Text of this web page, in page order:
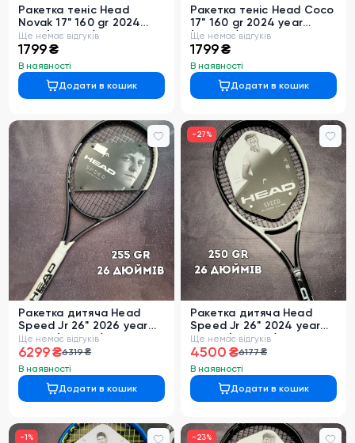
Ракетка теніс Head
Novak 17" 160 gr 2024
year (235044)
Ще немає відгуків
1799 ₴
В наявності
Додати в кошик
Ракетка теніс Head Coco
17" 160 gr 2024 year
(235844)
Ще немає відгуків
1799 ₴
В наявності
Додати в кошик
0
Ракетка дитяча Head
Speed Jr 26" 2026 year
255 gr (232086)
Ще немає відгуків
6299 ₴6319 ₴
В наявності
Додати в кошик
-27%
Ракетка дитяча Head
Speed Jr 26" 2024 year
250 gr (236054)
Ще немає відгуків
4500 ₴6177 ₴
В наявності
Додати в кошик
-1% -23%